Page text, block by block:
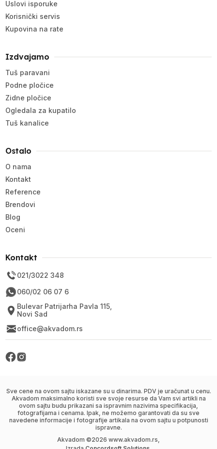
Uslovi isporuke
Korisnički servis
Kupovina na rate
Izdvajamo
Tuš paravani
Podne pločice
Zidne pločice
Ogledala za kupatilo
Tuš kanalice
Ostalo
O nama
Kontakt
Reference
Brendovi
Blog
Oceni
Kontakt
021/3022 348
060/02 06 07 6
Bulevar Patrijarha Pavla 115,
Novi Sad
office@akvadom.rs
Sve cene na ovom sajtu iskazane su u dinarima. PDV je uračunat u cenu.
Akvadom maksimalno koristi sve svoje resurse da Vam svi artikli na
ovom sajtu budu prikazani sa ispravnim nazivima specifikacija,
fotografijama i cenama. Ipak, ne možemo garantovati da su sve
navedene informacije i fotografije artikala na ovom sajtu u potpunosti
ispravne.
Akvadom ©2026 www.akvadom.rs,